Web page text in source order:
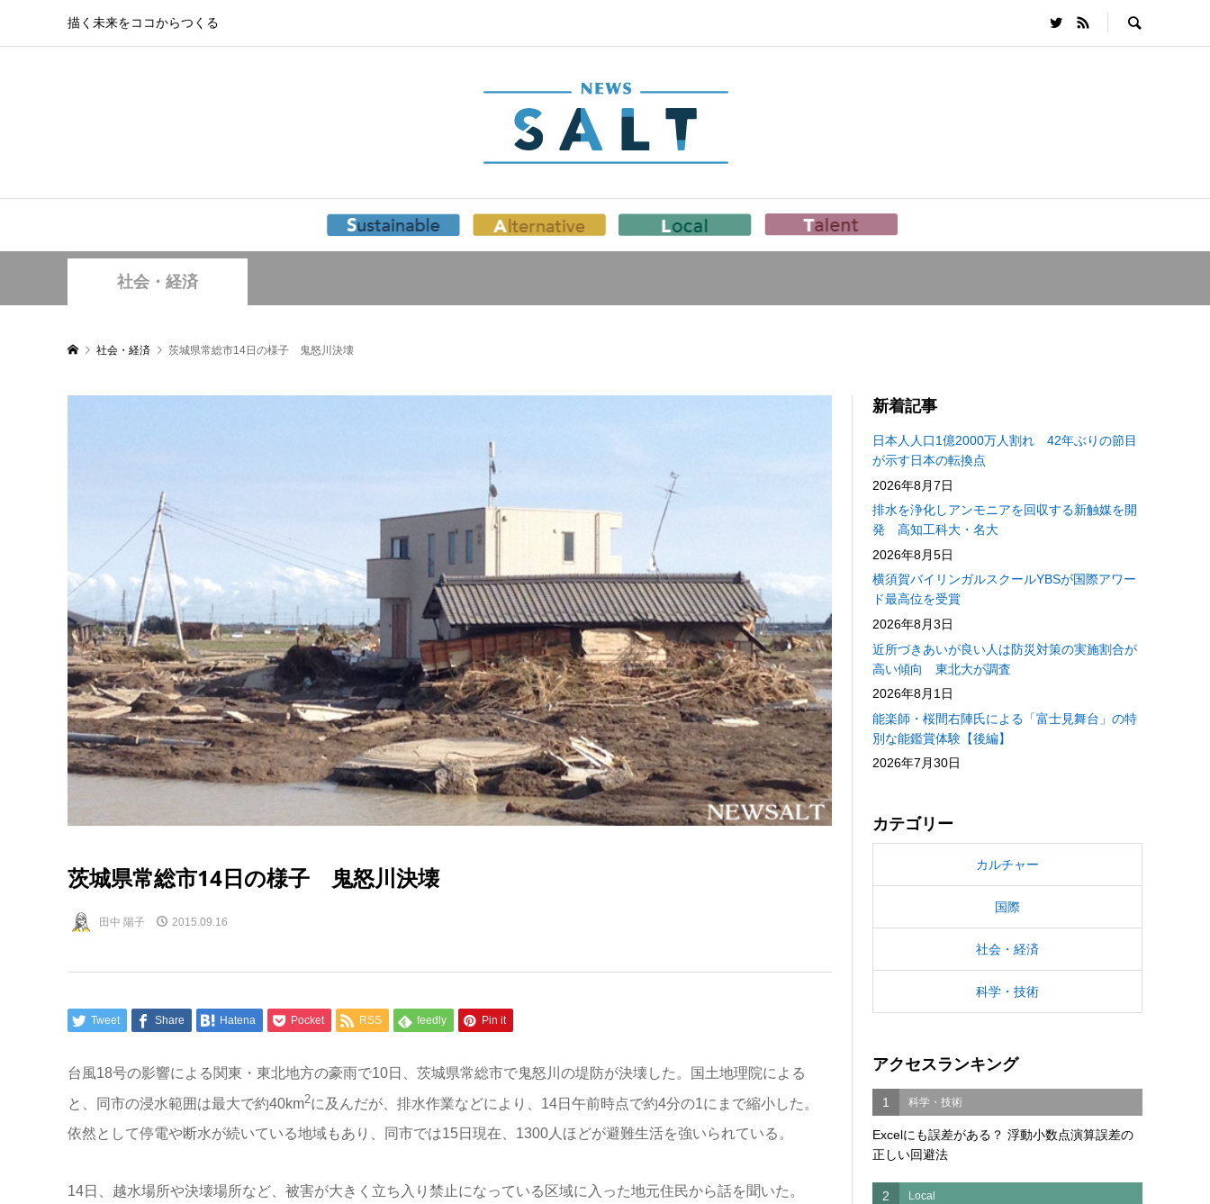
描く未来をココからつくる
社会・経済
社会・経済 茨城県常総市14日の様子 鬼怒川決壊
茨城県常総市14日の様子 鬼怒川決壊
田中 陽子 2015.09.16
Tweet Share Hatena Pocket RSS feedly Pin it
台風18号の影響による関東・東北地方の豪雨で10日、茨城県常総市で鬼怒川の堤防が決壊した。国土地理院による
と、同市の浸水範囲は最大で約40km2に及んだが、排水作業などにより、14日午前時点で約4分の1にまで縮小した。
依然として停電や断水が続いている地域もあり、同市では15日現在、1300人ほどが避難生活を強いられている。
14日、越水場所や決壊場所など、被害が大きく立ち入り禁止になっている区域に入った地元住民から話を聞いた。
新着記事
日本人人口1億2000万人割れ 42年ぶりの節目
が示す日本の転換点
2026年8月7日
排水を浄化しアンモニアを回収する新触媒を開
発 高知工科大・名大
2026年8月5日
横須賀バイリンガルスクールYBSが国際アワー
ド最高位を受賞
2026年8月3日
近所づきあいが良い人は防災対策の実施割合が
高い傾向 東北大が調査
2026年8月1日
能楽師・桜間右陣氏による「富士見舞台」の特
別な能鑑賞体験【後編】
2026年7月30日
カテゴリー
カルチャー
国際
社会・経済
科学・技術
アクセスランキング
1 科学・技術
Excelにも誤差がある？ 浮動小数点演算誤差の
正しい回避法
2 Local